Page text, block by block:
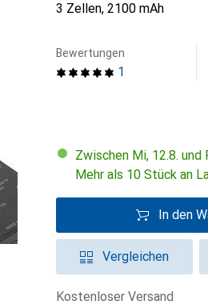
3 Zellen, 2100 mAh
1
Bewertungen
Zwischen Mi, 12.8.
Mehr als 10 Stück an
In den
Vergleichen
kostenloser Versand